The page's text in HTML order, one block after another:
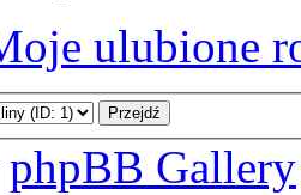
ulubione
phpBB Gallery